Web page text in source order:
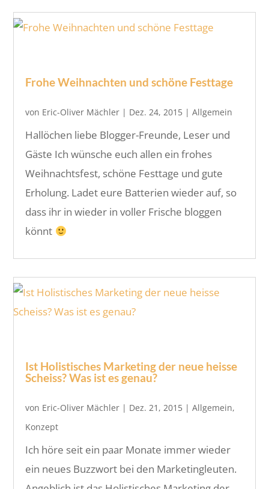
Frohe Weihnachten und schöne Festtage
von Eric-Oliver Mächler | Dez. 24, 2015 |Allgemein
Hallöchen liebe Blogger-Freunde, Leser und
Gäste Ich wünsche euch allen ein frohes
Weihnachtsfest, schöne Festtage und gute
Erholung. Ladet eure Batterien wieder auf, so
dass ihr in wieder in voller Frische bloggen
könnt
Ist Holistisches Marketing der neue heisse
Scheiss? Was ist es genau?
von Eric-Oliver Mächler | Dez. 21, 2015 |Allgemein,
Konzept
Ich höre seit ein paar Monate immer wieder
ein neues Buzzwort bei den Marketingleuten.